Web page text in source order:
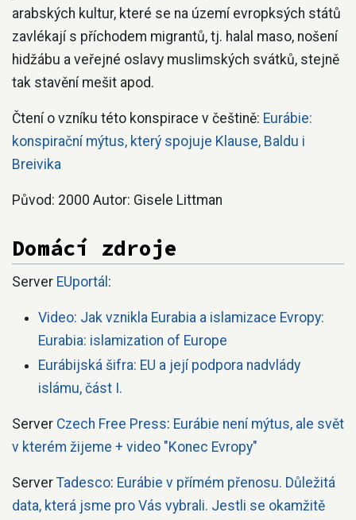
arabských kultur, které se na území evropksých států
zavlékají s příchodem migrantů, tj. halal maso, nošení
hidžábu a veřejné oslavy muslimských svátků, stejně
tak stavění mešit apod.
Čtení o vzníku této konspirace v češtině: Eurábie:
konspirační mýtus, který spojuje Klause, Baldu i
Breivika
Původ: 2000 Autor: Gisele Littman
Domácí zdroje
Server EUportál :
Video: Jak vznikla Eurabia a islamizace Evropy:
Eurabia: islamization of Europe
Eurábijská šifra: EU a její podpora nadvlády
islámu, část I.
Server Czech Free Press: Eurábie není mýtus, ale svět
v kterém žijeme + video "Konec Evropy"
Server Tadesco: Eurábie v přímém přenosu. Důležitá
data, která jsme pro Vás vybrali. Jestli se okamžitě